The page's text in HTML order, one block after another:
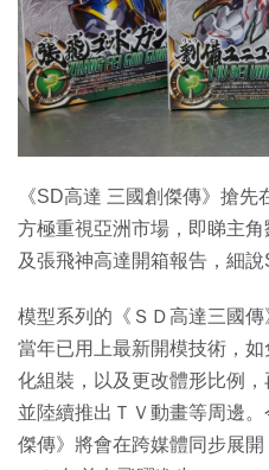
Enterprise Digital
特集
《SD高達 三國創傑傳》搶
方極重視亞洲市場，即睇主
及張飛神高達開箱報告，細說
模型系列的《ＳＤ高達三國
當年已用上最新開模技術，
化組裝，以及更改體形比例
並陸續推出ＴＶ動畫等周邊
傑傳》將會在跨媒體同步展